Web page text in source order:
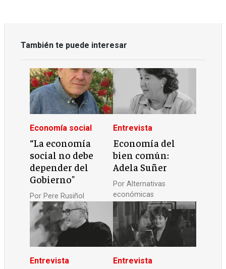
También te puede interesar
Economía social
“La economía
social no debe
depender del
Gobierno"
Por Pere Rusiñol
Entrevista
Economía del
bien común:
Adela Suñer
Por Alternativas
económicas
Entrevista Entrevista